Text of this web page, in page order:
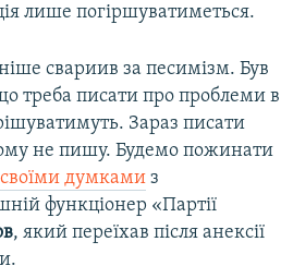
лише погіршуватиметься.
свариив за песимізм. Був
треба писати про проблеми в
Зараз писати
не пишу. Будемо пожинати
своїми думками з
функціонер «Партії
, який переїхав після анексії